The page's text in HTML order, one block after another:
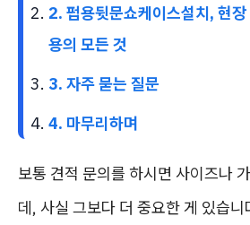
2. 펍용뒷문쇼케이스설치, 현
용의 모든 것
3. 자주 묻는 질문
4. 마무리하며
보통 견적 문의를 하시면 사이즈나
데, 사실 그보다 더 중요한 게 있습니